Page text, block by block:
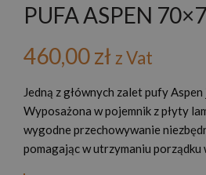
PUFA ASPEN
460,00zł z Vat
Jedną z głównych zalet pufy
Wyposażona w pojemnik z płyty
wygodne przechowywanie
pomagając w utrzymaniu